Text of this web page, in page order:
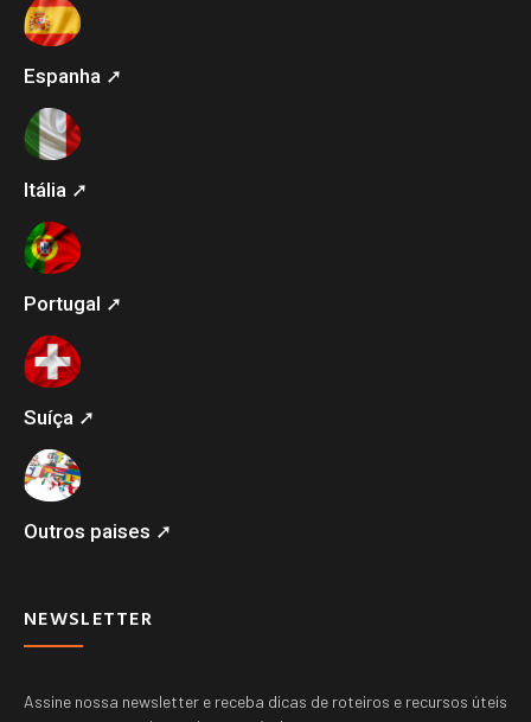
Espanha ➚
Itália ➚
Portugal ➚
Suíça ➚
Outros paises ➚
NEWSLETTER
Assine nossa newsletter e receba dicas de roteiros e recursos úteis